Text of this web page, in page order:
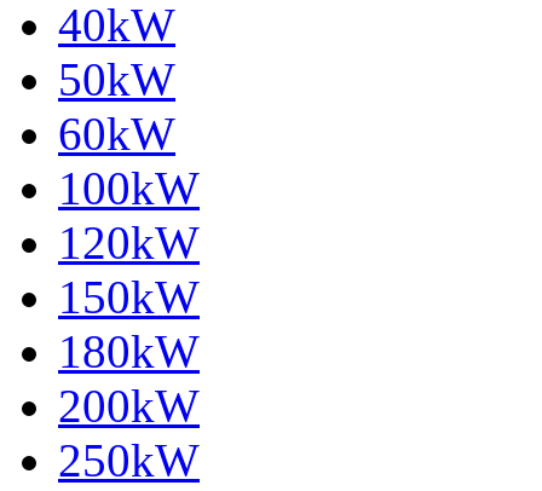
40kW
50kW
60kW
100kW
120kW
150kW
180kW
200kW
250kW